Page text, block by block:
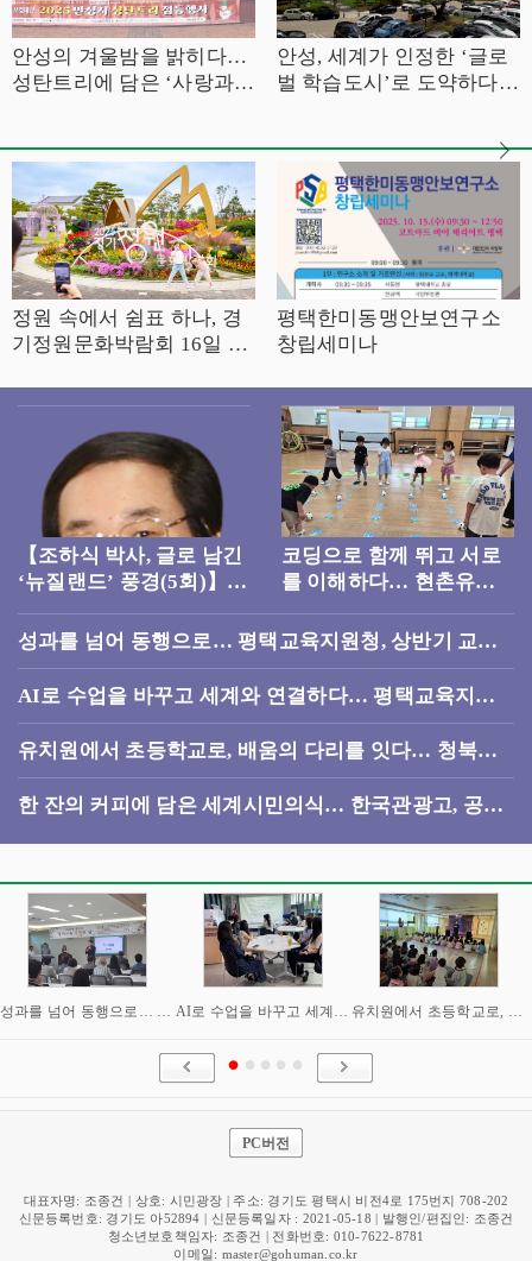
안성의 겨울밤을 밝히다…
성탄트리에 담은 ‘사랑과
안성, 세계가 인정한 ‘글로
벌 학습도시’로 도약하다 –
시로 공식 등극 –
정원 속에서 쉼표 하나, 경
기정원문화박람회 16일 개
평택한미동맹안보연구소
창립세미나
【조하식 박사, 글로 남긴
‘뉴질랜드’ 풍경(5회)】
돌산을 품은 초목지
코딩으로 함께 뛰고 서로
를 이해하다… 현촌유치
원, 장애공감 AI 체험교실
운영
성과를 넘어 동행으로… 평택교육지원청, 상반기 교육
성과 공유하며 하반기 도약 다짐
AI로 수업을 바꾸고 세계와 연결하다… 평택교육지원
청, 주한미국대사관과 교원 워크숍
유치원에서 초등학교로, 배움의 다리를 잇다… 청북유
치원·청아초 이음교육
한 잔의 커피에 담은 세계시민의식… 한국관광고, 공정
성과를 넘어 동행으로… 평택교육지원청, 상반기 교육성과 공유하며 하반기 도약 다짐 AI로 수업을 바꾸고 세계와 연결하다… 평택교육지원청, 주한미국대사관과 교원 워크숍 유치원에서 초등학교로, 배움의 다리를 잇다… 청북유치원·청아초 이음교육
PC버전
대표자명: 조종건 | 상호: 시민광장 | 주소: 경기도 평택시 비전4로 175번지 708-202
신문등록번호: 경기도 아52894 | 신문등록일자 : 2021-05-18 | 발행인/편집인: 조종건
청소년보호책임자: 조종건 | 전화번호: 010-7622-8781
이메일: master@gohuman.co.kr